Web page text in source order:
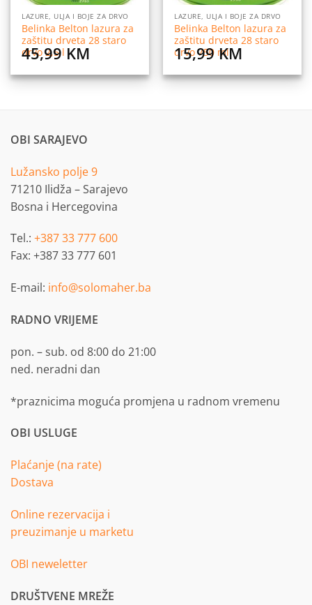
LAZURE, ULJA I BOJE ZA DRVO
Belinka Belton lazura za
zaštitu drveta 28 staro
drvo 2,5 l
45,99KM
LAZURE, ULJA I BOJE ZA DRVO
Belinka Belton lazura za
zaštitu drveta 28 staro
drvo 750 ml
15,99KM
OBI SARAJEVO
Lužansko polje 9
71210 Ilidža – Sarajevo
Bosna i Hercegovina
Tel.: +387 33 777 600
Fax: +387 33 777 601
E-mail: info@solomaher.ba
RADNO VRIJEME
pon. – sub. od 8:00 do 21:00
ned. neradni dan
*praznicima moguća promjena u radnom vremenu
OBI USLUGE
Plaćanje (na rate)
Dostava
Online rezervacija i
preuzimanje u marketu
OBI neweletter
DRUŠTVENE MREŽE